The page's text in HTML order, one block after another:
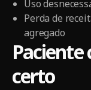
Uso
Perda de
agregado
certo